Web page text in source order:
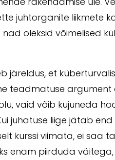
juhtorganite liikmete
nad oleksid võimelised
järeldus, et
teadmatuse
vaid võib kujuneda
juhatuse liige jätab
kurssi viimata, ei saa
enam piirduda